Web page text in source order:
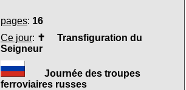
pages: 16
Ce jour: ✝ Transfiguration du
Seigneur
Journée des troupes
ferroviaires russes